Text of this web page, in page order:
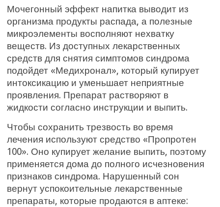
Мочегонный эффект напитка выводит из
организма продукты распада, а полезные
микроэлементы восполняют нехватку
веществ. Из доступных лекарственных
средств для снятия симптомов синдрома
подойдет «Медихронал», который купирует
интоксикацию и уменьшает неприятные
проявления. Препарат растворяют в
жидкости согласно инструкции и выпить.
Чтобы сохранить трезвость во время
лечения используют средство «Пропротен
100». Оно купирует желание выпить, поэтому
применяется дома до полного исчезновения
признаков синдрома. Нарушенный сон
вернут успокоительные лекарственные
препараты, которые продаются в аптеке: